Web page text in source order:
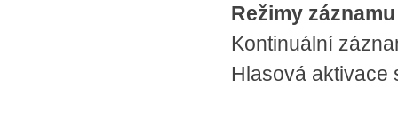
Režimy záznamu
Kontinuální
Hlasová aktivace